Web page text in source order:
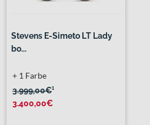
Stevens E-Simeto LT Lady
bo...
3.999,00€¹
3.400,00€
+ 1 Farbe